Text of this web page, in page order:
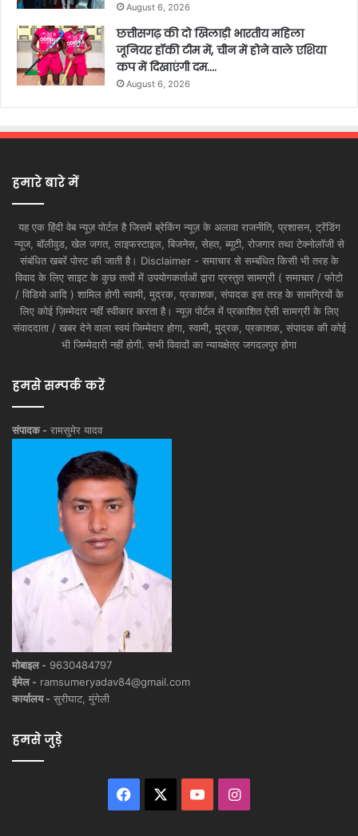
August 6, 2026
छत्तीसगढ़ की दो खिलाड़ी भारतीय महिला
जूनियर हॉकी टीम में, चीन में होने वाले एशिया
कप में दिखाएंगी दम….
August 6, 2026
हमारे बारे में
यह एक हिंदी वेब न्यूज़ पोर्टल है जिसमें ब्रेकिंग न्यूज़ के अलावा राजनीति, प्रशासन, ट्रेंडिंग
न्यूज, बॉलीवुड, खेल जगत, लाइफस्टाइल, बिजनेस, सेहत, ब्यूटी, रोजगार तथा टेक्नोलॉजी से
संबंधित खबरें पोस्ट की जाती है। Disclaimer - समाचार से सम्बंधित किसी भी तरह के
विवाद के लिए साइट के कुछ तत्वों में उपयोगकर्ताओं द्वारा प्रस्तुत सामग्री ( समाचार / फोटो
/ विडियो आदि ) शामिल होगी स्वामी, मुद्रक, प्रकाशक, संपादक इस तरह के सामग्रियों के
लिए कोई ज़िम्मेदार नहीं स्वीकार करता है। न्यूज़ पोर्टल में प्रकाशित ऐसी सामग्री के लिए
संवाददाता / खबर देने वाला स्वयं जिम्मेदार होगा, स्वामी, मुद्रक, प्रकाशक, संपादक की कोई
भी जिम्मेदारी नहीं होगी. सभी विवादों का न्यायक्षेत्र जगदलपुर होगा
हमसे सम्पर्क करें
संपादक - रामसुमेर यादव
मोबाइल - 9630484797
ईमेल - ramsumeryadav84@gmail.com
कार्यालय - सुरीघाट, मुंगेली
हमसे जुड़े
Facebook YouTubeInstagram